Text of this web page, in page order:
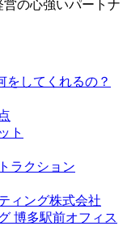
の心強いパートナ
をしてくれるの？
ト
ラクション
ィング株式会社
博多駅前オフィス